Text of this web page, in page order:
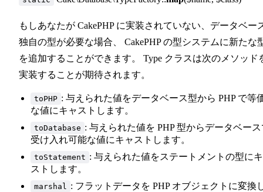
もしあなたが CakePHP に実装されていない、データベー
独自の型が必要な場合、 CakePHP の型システムに新たな
を追加することができます。 Type クラスは次のメソッド
実装することが期待されます。
toPHP : 与えられた値をデータベース型から PHP で等
な値にキャストします。
toDatabase : 与えられた値を PHP 型からデータベー
受け入れ可能な値にキャストします。
toStatement : 与えられた値をステートメントの型に
ストします。
marshal
: フラットデータを PHP オブジェクトに変換